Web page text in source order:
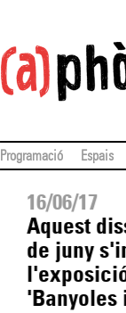
Programació Espais
16/06/17
Aquest
de juny
'Banyoles